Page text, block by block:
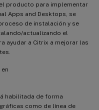
producto para implementar
Apps and Desktops, se
de instalación y se
actualizando el
ayudar a Citrix a mejorar las
habilitada de forma
como de línea de